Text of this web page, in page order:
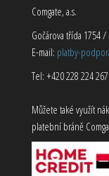
Comgate, a.s.
Gočárova třída 1754
E-mail: platby-
Tel: +420 228 224 267
Můžete také využít
platební bráně